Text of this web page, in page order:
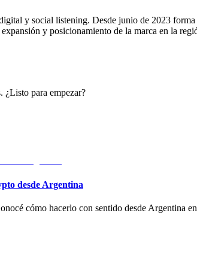
y social listening. Desde junio de 2023
y posicionamiento de la marca en la
¿Listo para empezar?
desde Argentina
cómo hacerlo con sentido desde Argentina